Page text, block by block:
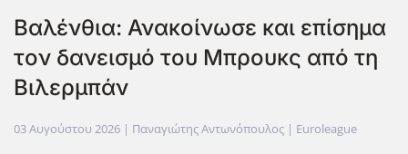
Βαλένθια: Ανακοίνωσε και επίσημα
τον δανεισμό του Μπρουκς από τη
Βιλερμπάν
03 Αυγούστου 2026 | Παναγιώτης Αντωνόπουλος | Euroleague